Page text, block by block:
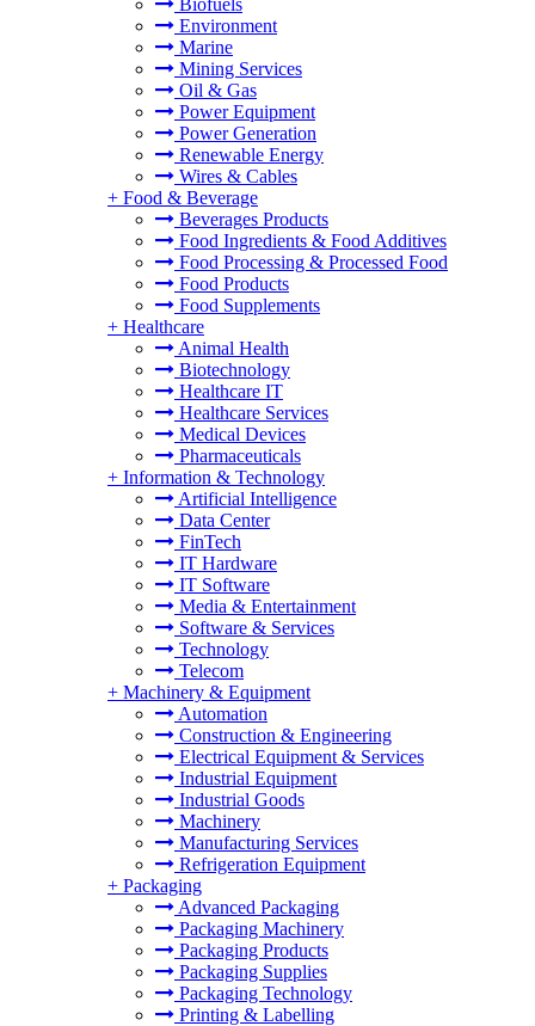
Biofuels
Environment
Marine
Mining Services
Oil & Gas
Power Equipment
Power Generation
Renewable Energy
Wires & Cables
+ Food & Beverage
Beverages Products
Food Ingredients & Food Additives
Food Processing & Processed Food
Food Products
Food Supplements
+ Healthcare
Animal Health
Biotechnology
Healthcare IT
Healthcare Services
Medical Devices
Pharmaceuticals
+ Information & Technology
Artificial Intelligence
Data Center
FinTech
IT Hardware
IT Software
Media & Entertainment
Software & Services
Technology
Telecom
+ Machinery & Equipment
Automation
Construction & Engineering
Electrical Equipment & Services
Industrial Equipment
Industrial Goods
Machinery
Manufacturing Services
Refrigeration Equipment
+ Packaging
Advanced Packaging
Packaging Machinery
Packaging Products
Packaging Supplies
Packaging Technology
Printing & Labelling